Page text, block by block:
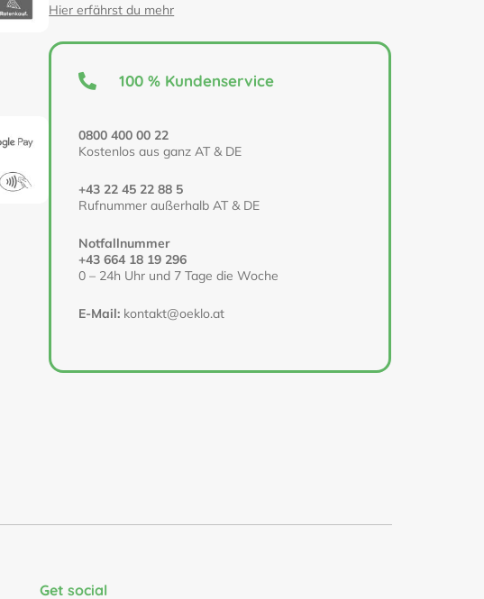
Hier erfährst du mehr
100 % Kundenservice
0800 400 00 22
Kostenlos aus ganz AT & DE
+43 22 45 22 88 5
Rufnummer außerhalb AT & DE
Notfallnummer
+43 664 18 19 296
0 – 24h Uhr und 7 Tage die Woche
E-Mail: kontakt@oeklo.at
Get social